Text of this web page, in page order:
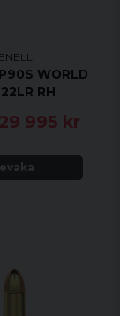
WORLD
RH
29 995 kr